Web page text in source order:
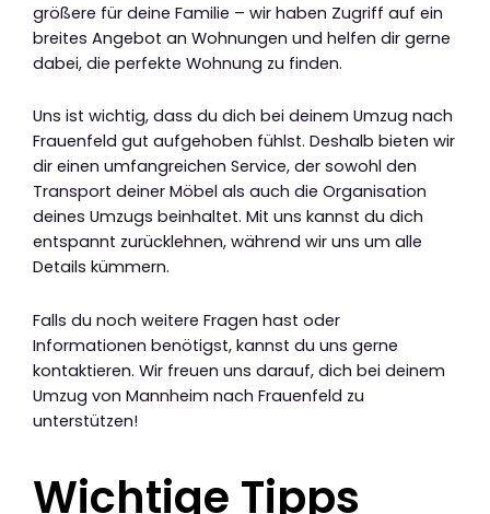
größere für deine Familie – wir haben Zugriff auf ein
breites Angebot an Wohnungen und helfen dir gerne
dabei, die perfekte Wohnung zu finden.
Uns ist wichtig, dass du dich bei deinem Umzug nach
Frauenfeld gut aufgehoben fühlst. Deshalb bieten wir
dir einen umfangreichen Service, der sowohl den
Transport deiner Möbel als auch die Organisation
deines Umzugs beinhaltet. Mit uns kannst du dich
entspannt zurücklehnen, während wir uns um alle
Details kümmern.
Falls du noch weitere Fragen hast oder
Informationen benötigst, kannst du uns gerne
kontaktieren. Wir freuen uns darauf, dich bei deinem
Umzug von Mannheim nach Frauenfeld zu
unterstützen!
Wichtige Tipps